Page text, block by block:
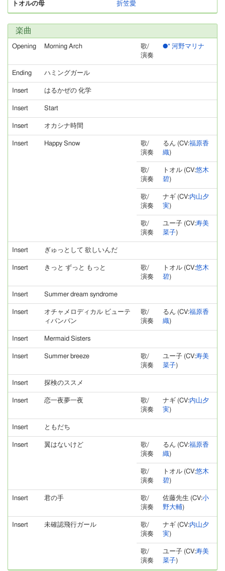
トオルの母 折笠愛
楽曲
Opening Morning Arch
歌/
演奏
●* 河野マリナ
Ending ハミングガール
Insert はるかぜの 化学
Insert Start
Insert オカシナ時間
Insert Happy Snow
歌/
演奏
るん (CV:福原香
織)
歌/
演奏
トオル (CV:悠木
碧)
歌/
演奏
ナギ (CV:内山夕
実)
歌/
演奏
ユー子 (CV:寿美
菜子)
Insert ぎゅっとして 欲しいんだ
Insert きっと ずっと もっと
歌/
演奏
トオル (CV:悠木
碧)
Insert Summer dream syndrome
Insert
オチャメロディカル ビューテ
ィバンバン
歌/
演奏
るん (CV:福原香
織)
Insert Mermaid Sisters
Insert Summer breeze
歌/
演奏
ユー子 (CV:寿美
菜子)
Insert 探検のススメ
Insert 恋一夜夢一夜
歌/
演奏
ナギ (CV:内山夕
実)
Insert ともだち
Insert 翼はないけど
歌/
演奏
るん (CV:福原香
織)
歌/
演奏
トオル (CV:悠木
碧)
Insert 君の手
歌/
演奏
佐藤先生 (CV:小
野大輔)
Insert 未確認飛行ガール
歌/
演奏
ナギ (CV:内山夕
実)
歌/
演奏
ユー子 (CV:寿美
菜子)